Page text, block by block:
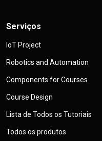
Serviços
IoT Project
Robotics and Automation
Components for Courses
Course Design
Lista de Todos os Tutoriais
Todos os produtos